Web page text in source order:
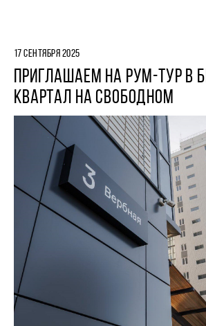
17 СЕНТЯБРЯ 2025
ПРИГЛАШАЕМ НА РУМ-ТУР В
КВАРТАЛ НА СВОБОДНОМ